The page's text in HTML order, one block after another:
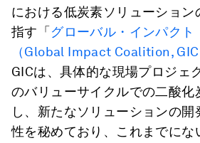
における低炭素ソリューション
指す「 グローバル・インパクト
（Global Impact Coalition, GIC
GICは、具体的な現場プロジェ
のバリューサイクルでの二酸化
し、新たなソリューションの
性を秘めており、これまでにな